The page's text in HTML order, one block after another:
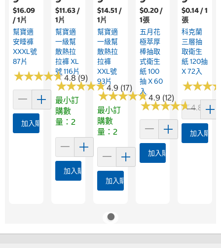
$16.09
/ 1片
幫寶適
安睡褲
XXXL號
87片
★★★★★
★★★★★4.8 (9)
加入購物車
$11.63 /
1片
幫寶適
一級幫
散熱拉
拉褲 XL
號 116片
★★★★★
★★★★★4.9 (17)
最小訂
購數
量：2
加入購物車
$14.51 /
1片
幫寶適
一級幫
散熱拉
拉褲
XXL號
93片
★★★★★
★★★★★4.9 (12)
最小訂
購數
量：2
加入購物車
$0.20 /
1張
五月花
極萃厚
棒抽取
式衛生
紙 100
抽 X 60
入
★★★★★
★★★★★4.8
加入購物車
$0.14 / 1
張
科克蘭
三層抽
取衛生
紙 120抽
X 72入
★★★
★★★
加入購物